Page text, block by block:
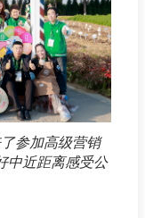
参加高级营销
中近距离感受公